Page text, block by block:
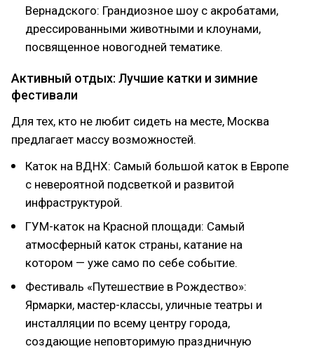
Вернадского: Грандиозное шоу с акробатами,
дрессированными животными и клоунами,
посвященное новогодней тематике.
Активный отдых: Лучшие катки и зимние
фестивали
Для тех, кто не любит сидеть на месте, Москва
предлагает массу возможностей.
Каток на ВДНХ: Самый большой каток в Европе
с невероятной подсветкой и развитой
инфраструктурой.
ГУМ-каток на Красной площади: Самый
атмосферный каток страны, катание на
котором — уже само по себе событие.
Фестиваль «Путешествие в Рождество»:
Ярмарки, мастер-классы, уличные театры и
инсталляции по всему центру города,
создающие неповторимую праздничную